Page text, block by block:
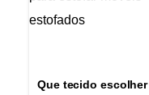
Que tecido escolher